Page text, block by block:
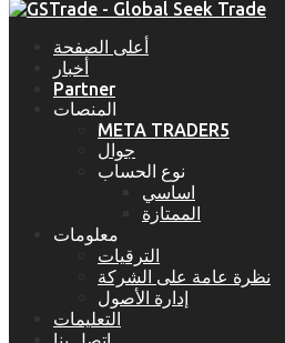
أعلى الصفحة
أخبار
Partner
المنصات
META TRADER5
جوال
نوع الحساب
اساسي
الممتازة
معلومات
الترقيات
نظرة عامة على الشركة
إدارة الأصول
التعليمات